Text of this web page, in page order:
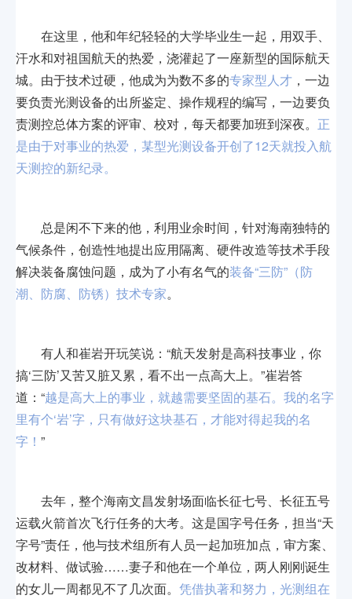
在这里，他和年纪轻轻的大学毕业生一起，用双手、
汗水和对祖国航天的热爱，浇灌起了一座新型的国际航天
城。由于技术过硬，他成为为数不多的专家型人才 ，一边
要负责光测设备的出所鉴定、操作规程的编写，一边要负
责测控总体方案的评审、校对，每天都要加班到深夜。 正
是由于对事业的热爱，某型光测设备开创了12天就投入航
天测控的新纪录。
总是闲不下来的他，利用业余时间，针对海南独特的
气候条件，创造性地提出应用隔离、硬件改造等技术手段
解决装备腐蚀问题，成为了小有名气的装备“三防”（防
潮、防腐、防锈）技术专家。
有人和崔岩开玩笑说：“航天发射是高科技事业，你
搞‘三防’又苦又脏又累，看不出一点高大上。”崔岩答
道：“越是高大上的事业，就越需要坚固的基石。我的名字
里有个‘岩’字，只有做好这块基石，才能对得起我的名
字！ ”
去年，整个海南文昌发射场面临长征七号、长征五号
运载火箭首次飞行任务的大考。这是国字号任务，担当“天
字号”责任，他与技术组所有人员一起加班加点，审方案、
改材料、做试验……妻子和他在一个单位，两人刚刚诞生
的女儿一周都见不了几次面。 凭借执著和努力，光测组在